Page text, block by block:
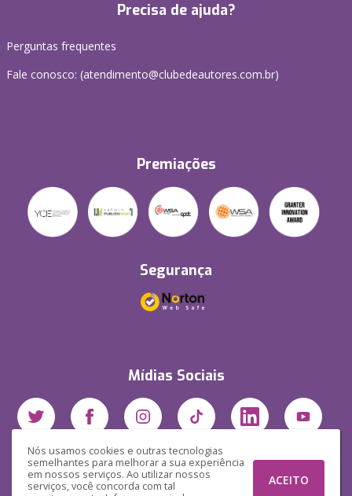
Nós usamos cookies e outras tecnologias
semelhantes para melhorar a sua experiência
em nossos serviços. Ao utilizar nossos
serviços, você concorda com tal
ACEITO
Precisa de ajuda?
Perguntas frequentes
Fale conosco: (atendimento@clubedeautores.com.br)
Premiações
Segurança
Mídias Sociais